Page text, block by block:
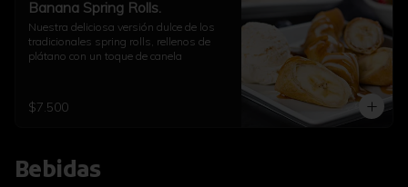
Banana Spring Rolls.
Nuestra deliciosa versión dulce de los
tradicionales spring rolls, rellenos de
plátano con un toque de canela
$7.500
Bebidas